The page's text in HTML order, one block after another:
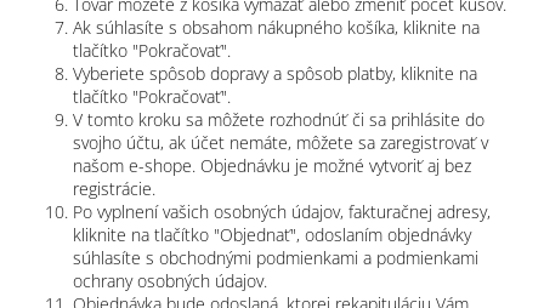
Ak súhlasíte s obsahom nákupného košíka, kliknite na
tlačítko "Pokračovať".
Vyberiete spôsob dopravy a spôsob platby, kliknite na
tlačítko "Pokračovať".
V tomto kroku sa môžete rozhodnúť či sa prihlásite do
svojho účtu, ak účet nemáte, môžete sa zaregistrovať v
našom e-shope. Objednávku je možné vytvoriť aj bez
registrácie.
Po vyplnení vašich osobných údajov, fakturačnej adresy,
kliknite na tlačítko "Objednať", odoslaním objednávky
súhlasíte s obchodnými podmienkami a podmienkami
ochrany osobných údajov.
Objednávka bude odoslaná, ktorej rekapituláciu Vám